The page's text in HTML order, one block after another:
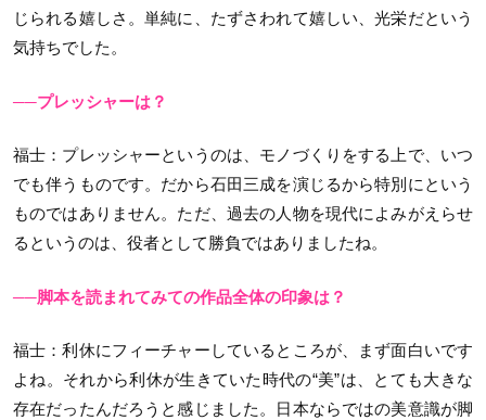
じられる嬉しさ。単純に、たずさわれて嬉しい、光栄だという
気持ちでした。
──プレッシャーは？
福士 ：プレッシャーというのは、モノづくりをする上で、いつ
でも伴うものです。だから石田三成を演じるから特別にという
ものではありません。ただ、過去の人物を現代によみがえらせ
るというのは、役者として勝負ではありましたね。
──脚本を読まれてみての作品全体の印象は？
福士：利休にフィーチャーしているところが、まず面白いです
よね。それから利休が生きていた時代の“美”は、とても大きな
存在だったんだろうと感じました。日本ならではの美意識が脚